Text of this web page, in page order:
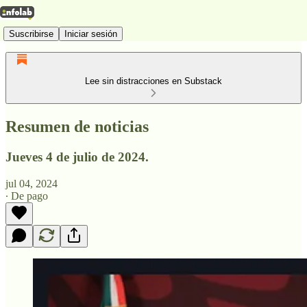
Suscribirse Iniciar sesión
Lee sin distracciones en Substack
Resumen de noticias
Jueves 4 de julio de 2024.
jul 04, 2024
∙ De pago